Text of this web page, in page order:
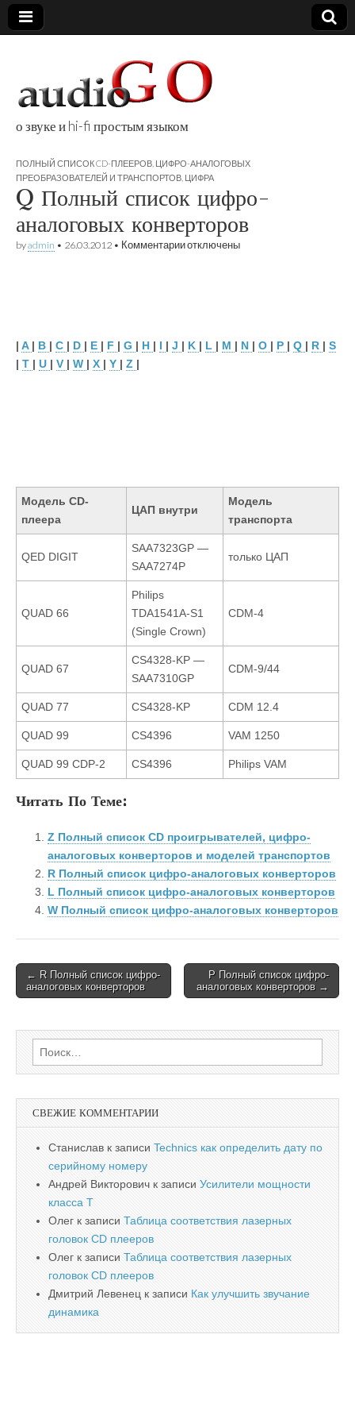
audioGO
о звуке и hi-fi простым языком
ПОЛНЫЙ СПИСОК CD-ПЛЕЕРОВ, ЦИФРО-АНАЛОГОВЫХ
ПРЕОБРАЗОВАТЕЛЕЙ И ТРАНСПОРТОВ ЦИФРА
Q Полный список цифро-
аналоговых конверторов
byadmin • 26.03.2012 • Комментариикотключены
| A | B | C | D | E | F | G | H | I | J | K | L | M | N | O | P | Q | R | S
| T | U | V | W | X | Y | Z |
Модель CD-
плеера
ЦАП внутри
Модель
транспорта
QED DIGIT
SAA7323GP —
SAA7274P
только ЦАП
QUAD 66
Philips
TDA1541A-S1
(Single Crown)
CDM-4
QUAD 67
CS4328-KP —
SAA7310GP
CDM-9/44
QUAD 77 CS4328-KP CDM 12.4
QUAD 99 CS4396 VAM 1250
QUAD 99 CDP-2 CS4396 Philips VAM
Читать По Теме:
Z Полный список CD проигрывателей, цифро-
аналоговых конверторов и моделей транспортов
R Полный список цифро-аналоговых конверторов
L Полный список цифро-аналоговых конверторов
W Полный список цифро-аналоговых конверторов
Post
navigation
← R Полный список цифро-
аналоговых конверторов
P Полный список цифро-
аналоговых конверторов →
Найти:
СВЕЖИЕ КОММЕНТАРИИ
Станислав к записи Technics как определить дату по
серийному номеру
Андрей Викторович к записи Усилители мощности
класса T
Олег к записи Таблица соответствия лазерных
головок CD плееров
Олег к записи Таблица соответствия лазерных
головок CD плееров
Дмитрий Левенец к записи Как улучшить звучание
динамика